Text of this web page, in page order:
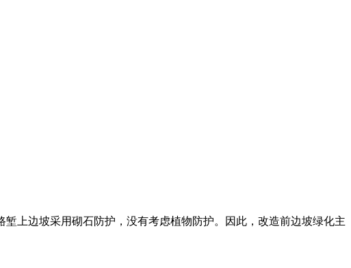
上边坡采用砌石防护，没有考虑植物防护。因此，改造前边坡绿化主